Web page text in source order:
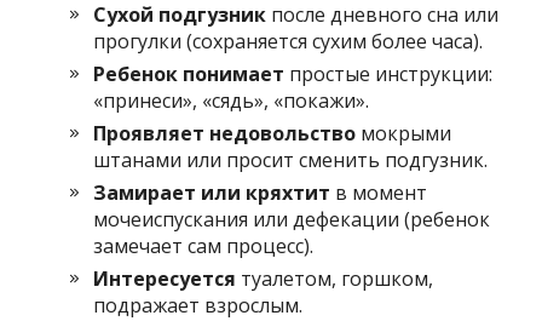
Сухой подгузник после дневного сна или
прогулки (сохраняется сухим более часа).
Ребенок понимает простые инструкции:
«принеси», «сядь», «покажи».
Проявляет недовольство мокрыми
штанами или просит сменить подгузник.
Замирает или кряхтит в момент
мочеиспускания или дефекации (ребенок
замечает сам процесс).
Интересуется туалетом, горшком,
подражает взрослым.